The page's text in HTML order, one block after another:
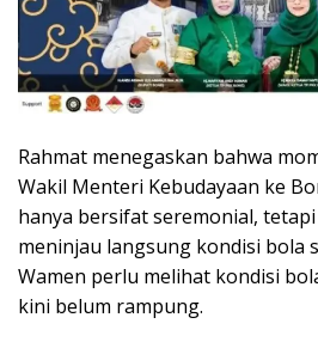
Rahmat menegaskan bahwa
Wakil Menteri Kebudayaan ke
hanya bersifat seremonial,
meninjau langsung kondisi bola
Wamen perlu melihat kondisi
kini belum rampung.